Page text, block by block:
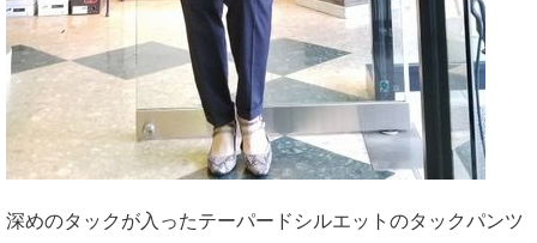
深めのタックが入ったテーパードシルエットのタックパンツ